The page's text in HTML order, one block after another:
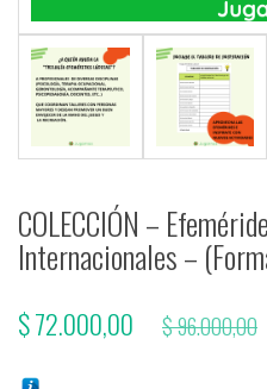
COLECCIÓN –
Internacionales –
$96.000,00
El
$72.000,00